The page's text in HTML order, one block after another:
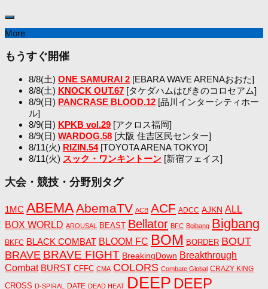
More
もうすぐ開催
8/8(土) ONE SAMURAI 2 [EBARA WAVE ARENAおおた]
8/8(土) KNOCK OUT.67 [タケダハムはびきのコロセアム]
8/9(日) PANCRASE BLOOD.12 [品川インターシティホー
ル]
8/9(日) KPKB vol.29 [アクロス福岡]
8/9(日) WARDOG.58 [大阪 住吉区民センター]
8/11(火) RIZIN.54[TOYOTA ARENA TOKYO]
8/11(火) スック・ワンキントーン [新宿フェイス]
大会・競技・分野別タグ
1MC ABEMAAbemaTV ACB ACF ADCC AJKN ALL
BOX WORLD AROUSAL BEAST Bellator BFC Bgibang Bigbang
BKFC BLACK COMBAT BLOOM FC BOM BORDER BOUT
BRAVE BRAVE FIGHT BreakingDown Breakthrough
Combat BURST CFFC CMA COLORS Combate Global CRAZY KING
CROSS D-SPIRAL DATE DEAD HEAT DEEP DEEP